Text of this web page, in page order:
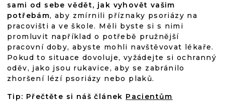
sami od sebe vědět, jak vyhovět vašim
potřebám, aby zmírnili příznaky psoriázy na
pracovišti a ve škole. Měli byste si s nimi
promluvit například o potřebě pružnější
pracovní doby, abyste mohli navštěvovat lékaře.
Pokud to situace dovoluje, vyžádejte si ochranný
oděv, jako jsou rukavice, aby se zabránilo
zhoršení lézí psoriázy nebo plaků.
Tip: Přečtěte si náš článek Pacientům